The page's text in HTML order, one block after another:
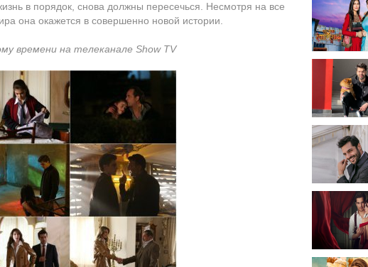
в порядок, снова должны пересечься. Несмотря на все
она окажется в совершенно новой истории.
времени на телеканале Show TV